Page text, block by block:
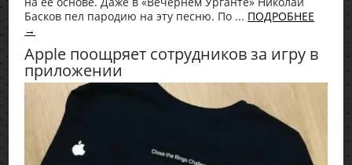
Басков пел пародию на эту песню. По ... ПОДРОБНЕЕ
→
Apple поощряет сотрудников за игру в
приложении